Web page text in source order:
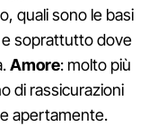
quali sono le basi
soprattutto dove
Amore: molto più
di rassicurazioni
apertamente.